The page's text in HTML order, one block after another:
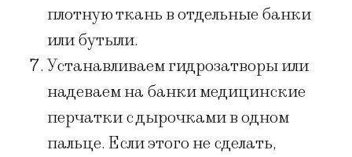
плотную ткань в отдельные банки
или бутыли.
Устанавливаем гидрозатворы или
надеваем на банки медицинские
перчатки с дырочками в одном
пальце. Если этого не сделать,